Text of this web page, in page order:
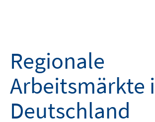
Regionale
Arbeitsmärkte
Deutschland